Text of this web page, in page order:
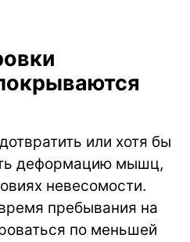
или хотя бы
деформацию мышц,
невесомости.
пребывания на
по меньшей